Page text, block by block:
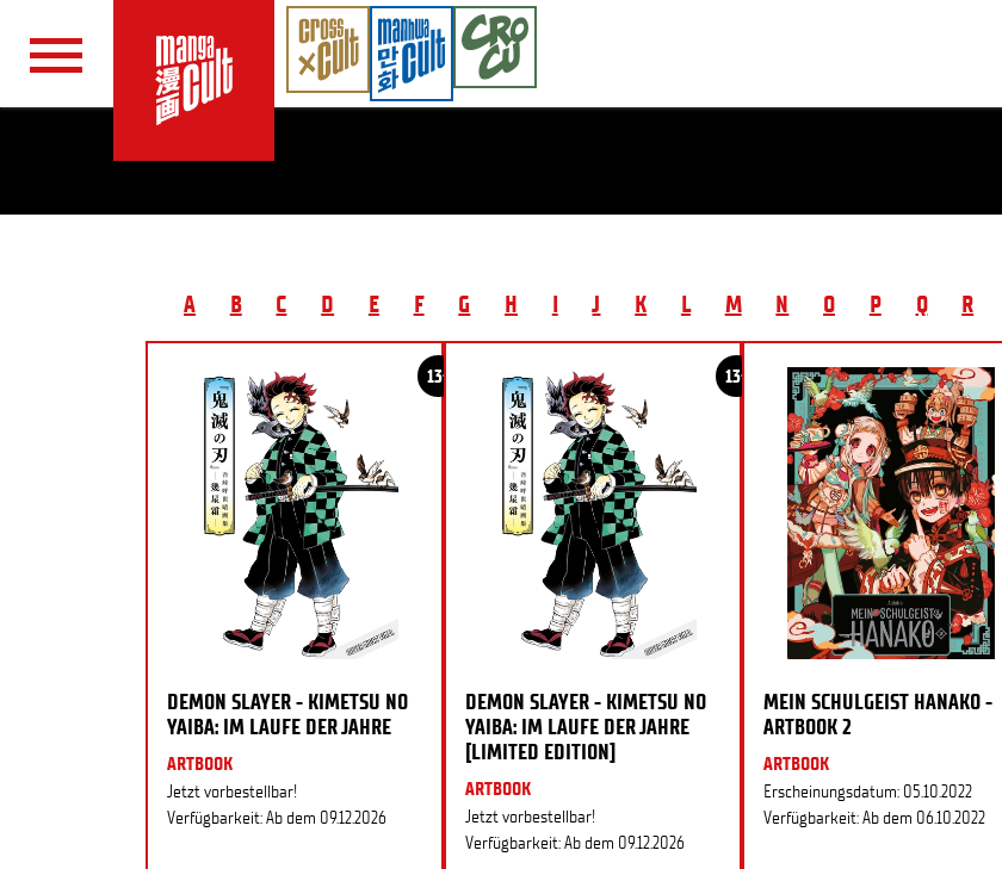
A
B C D E F G H I J K L M N O P Q R
13+
DEMON SLAYER - KIMETSU NO
YAIBA: IM LAUFE DER JAHRE
ARTBOOK
Jetzt vorbestellbar!
Verfügbarkeit: Ab dem 09.12.2026
13+
DEMON SLAYER - KIMETSU NO
YAIBA: IM LAUFE DER JAHRE
[LIMITED EDITION]
ARTBOOK
Jetzt vorbestellbar!
Verfügbarkeit: Ab dem 09.12.2026
MEIN SCHULGEIST HANAKO -
ARTBOOK 2
ARTBOOK
Erscheinungsdatum: 05.10.2022
Verfügbarkeit: Ab dem 06.10.2022